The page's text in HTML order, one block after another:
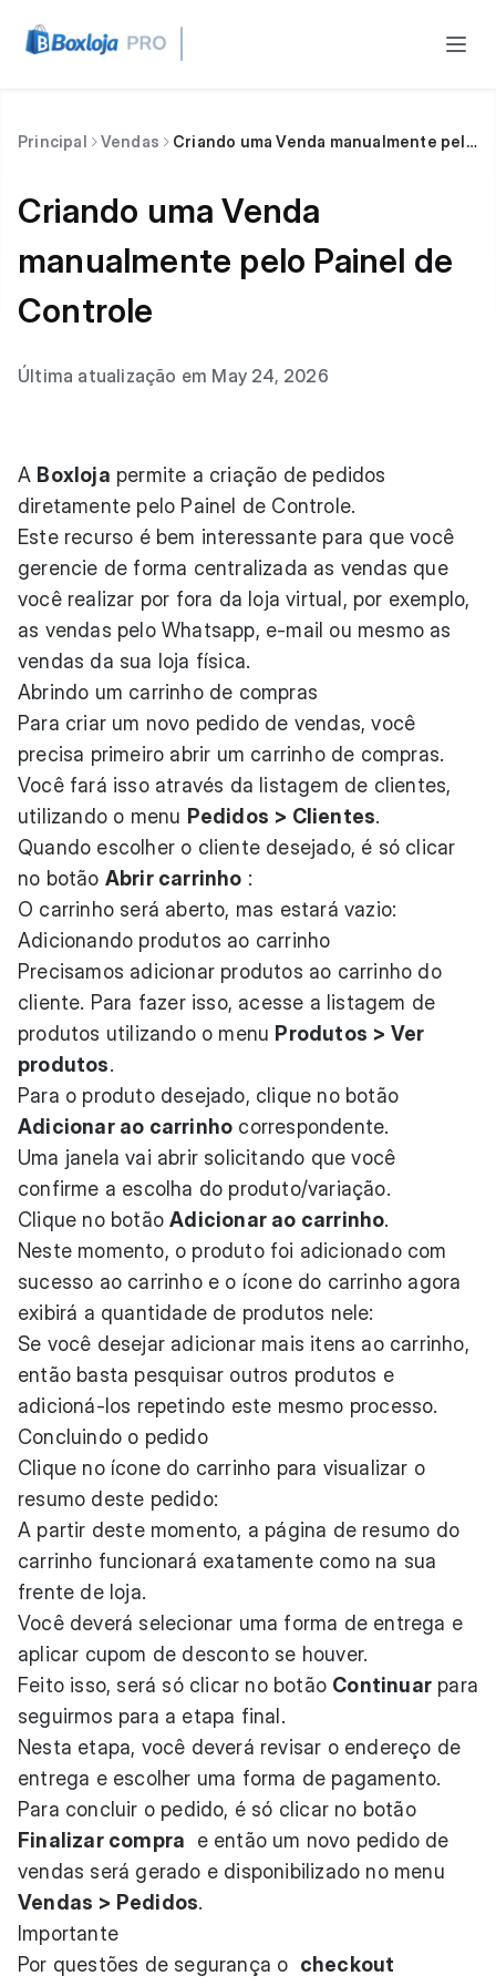
Principal Vendas Criando uma Venda manualmente pelo Painel de Controle
Criando uma Venda
manualmente pelo Painel de
Controle
Última atualização em May 24, 2026
A Boxloja permite a criação de pedidos
diretamente pelo Painel de Controle.
Este recurso é bem interessante para que você
gerencie de forma centralizada as vendas que
você realizar por fora da loja virtual, por exemplo,
as vendas pelo Whatsapp, e-mail ou mesmo as
vendas da sua loja física.
Abrindo um carrinho de compras
Para criar um novo pedido de vendas, você
precisa primeiro abrir um carrinho de compras.
Você fará isso através da listagem de clientes,
utilizando o menu Pedidos > Clientes.
Quando escolher o cliente desejado, é só clicar
no botão Abrir carrinho :
O carrinho será aberto, mas estará vazio:
Adicionando produtos ao carrinho
Precisamos adicionar produtos ao carrinho do
cliente. Para fazer isso, acesse a listagem de
produtos utilizando o menu Produtos > Ver
produtos.
Para o produto desejado, clique no botão
Adicionar ao carrinho correspondente.
Uma janela vai abrir solicitando que você
confirme a escolha do produto/variação.
Clique no botãoAdicionar ao carrinho.
Neste momento, o produto foi adicionado com
sucesso ao carrinho e o ícone do carrinho agora
exibirá a quantidade de produtos nele:
Se você desejar adicionar mais itens ao carrinho,
então basta pesquisar outros produtos e
adicioná-los repetindo este mesmo processo.
Concluindo o pedido
Clique no ícone do carrinho para visualizar o
resumo deste pedido:
A partir deste momento, a página de resumo do
carrinho funcionará exatamente como na sua
frente de loja.
Você deverá selecionar uma forma de entrega e
aplicar cupom de desconto se houver.
Feito isso, será só clicar no botão Continuar para
seguirmos para a etapa final.
Nesta etapa, você deverá revisar o endereço de
entrega e escolher uma forma de pagamento.
Para concluir o pedido, é só clicar no botão
Finalizar compra e então um novo pedido de
vendas será gerado e disponibilizado no menu
Vendas > Pedidos.
Importante
Por questões de segurança o checkout